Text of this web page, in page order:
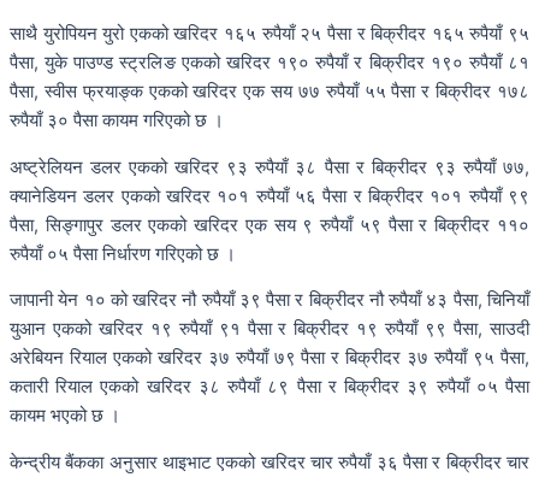
साथै युरोपियन युरो एकको खरिदर १६५ रुपैयाँ २५ पैसा र बिक्रीदर १६५ रुपैयाँ ९५
पैसा, युके पाउण्ड स्ट्रलिङ एकको खरिदर १९० रुपैयाँ र बिक्रीदर १९० रुपैयाँ ८१
पैसा, स्वीस फ्रयाङ्क एकको खरिदर एक सय ७७ रुपैयाँ ५५ पैसा र बिक्रीदर १७८
रुपैयाँ ३० पैसा कायम गरिएको छ ।
अष्ट्रेलियन डलर एकको खरिदर ९३ रुपैयाँ ३८ पैसा र बिक्रीदर ९३ रुपैयाँ ७७,
क्यानेडियन डलर एकको खरिदर १०१ रुपैयाँ ५६ पैसा र बिक्रीदर १०१ रुपैयाँ ९९
पैसा, सिङ्गापुर डलर एकको खरिदर एक सय ९ रुपैयाँ ५९ पैसा र बिक्रीदर ११०
रुपैयाँ ०५ पैसा निर्धारण गरिएको छ ।
जापानी येन १० को खरिदर नौ रुपैयाँ ३९ पैसा र बिक्रीदर नौ रुपैयाँ ४३ पैसा, चिनियाँ
युआन एकको खरिदर १९ रुपैयाँ ९१ पैसा र बिक्रीदर १९ रुपैयाँ ९९ पैसा, साउदी
अरेबियन रियाल एकको खरिदर ३७ रुपैयाँ ७९ पैसा र बिक्रीदर ३७ रुपैयाँ ९५ पैसा,
कतारी रियाल एकको खरिदर ३८ रुपैयाँ ८९ पैसा र बिक्रीदर ३९ रुपैयाँ ०५ पैसा
कायम भएको छ ।
केन्द्रीय बैंकका अनुसार थाइभाट एकको खरिदर चार रुपैयाँ ३६ पैसा र बिक्रीदर चार